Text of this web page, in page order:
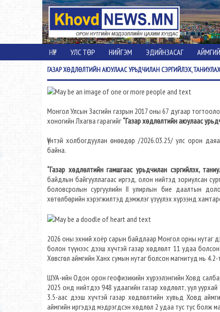
НҮҮР УЛС ТӨР НИЙГЭМ ЭДИЙНЗАСАГ
ГАЗАРХӨДЛӨЛТИЙН АЮУЛААС УРЬДЧИЛАН СЭРГИЙЛЭХ,
Монгол Улсын Засгийн газрын 2017 оны 67 дугаар
хоногийн Лхагва гарагийг“Газар хөдлөлтийн аюулаас
Үүнтэй холбогдуулан өнөөдөр /2026.03.25/ улс орон
байна.
“Газар хөдлөлтийн гамшгаас урьдчилан сэргийлэх,
байдлын байгууллагаас иргэд, олон нийтэд зориулсан
боловсролын сургуулийн II улирлын бие даалтын
хөтөлбөрийн хэрэгжилтэд дэмжлэг үзүүлэх хүрээнд
2026 оны эхний хоёр сарын байдлаар Монгол орны нутаг
болон түүнээс дээш хүчтэй газар хөдлөлт 11 удаа
Хөвсгөл аймгийн Ханх сумын нутаг болсон магнитуд нь
ШУА-ийн Одон орон геофизикийн хүрээлэнгийн Ховд
2025 онд нийтдээ 948 удаагийн газар хөдлөлт, уул уурхай
3.5-аас дээш хүчтэй газар хөдлөлтийн хувьд Ховд
аймгийн иргэдэд мэдрэгдсэн хөдлөл 2 удаа тус тус болж